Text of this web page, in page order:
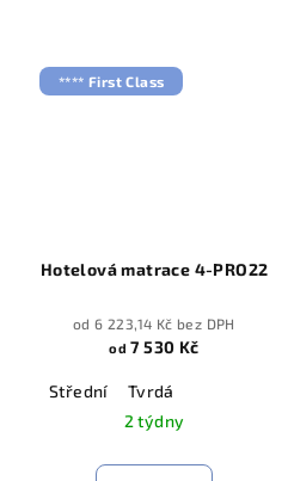
**** First Class
Hotelová matrace 4-PRO22
od 6 223,14 Kč bez DPH
od 7 530 Kč
Střední
Tvrdá
2 týdny